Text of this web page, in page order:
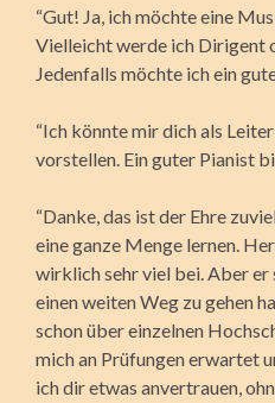
“Gut! Ja, ich möchte eine
Vielleicht werde ich Dirigent
Jedenfalls möchte ich ein
“Ich könnte mir dich als
vorstellen. Ein guter Pianist
“Danke, das ist der Ehre
eine ganze Menge lernen.
wirklich sehr viel bei. Aber er
einen weiten Weg zu gehen
schon über einzelnen
mich an Prüfungen erwartet
ich dir etwas anvertrauen,